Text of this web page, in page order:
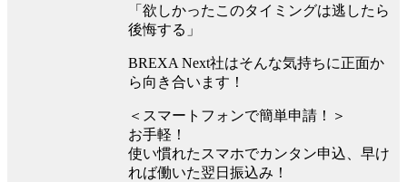
「欲しかったこのタイミングは逃したら
後悔する」
BREXA Next社はそんな気持ちに正面か
ら向き合います！
＜スマートフォンで簡単申請！＞
お手軽！
使い慣れたスマホでカンタン申込、早け
れば働いた翌日振込み！